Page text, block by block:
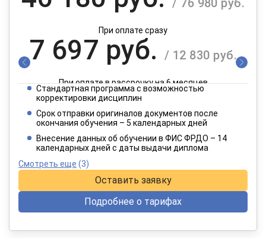
При оплате сразу
7 697 руб. / 12 830 руб.
При оплате в рассрочку на 6 месяцев
3 849 руб.
При оплате в рассрочку на 12 месяцев
Стандартная программа с возможностью
корректировки дисциплин
Срок отправки оригиналов документов после
окончания обучения – 5 календарных дней
Внесение данных об обучении в ФИС ФРДО – 14
календарных дней с даты выдачи диплома
Смотреть еще (3)
Оставить заявку
Подробнее о тарифах